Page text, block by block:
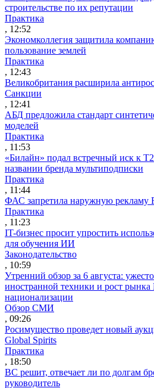
строительстве по их репутации
Практика
, 12:52
Экономколлегия защитила
пользование землей
Практика
, 12:43
Великобритания расширила
Санкции
, 12:41
АБД предложила стандарт
моделей
Практика
, 11:53
«Билайн» подал встречный иск к
названии бренда мультиподписки
Практика
, 11:44
ФАС запретила наружную рекламу
Практика
, 11:23
IT-бизнес просит упростить
для обучения ИИ
Законодательство
, 10:59
Утренний обзор за 6 августа:
иностранной техники и рост рынка
национализации
Обзор СМИ
, 09:26
Росимущество проведет новый
Global Spirits
Практика
, 18:50
ВС решит, отвечает ли по долгам
руководитель